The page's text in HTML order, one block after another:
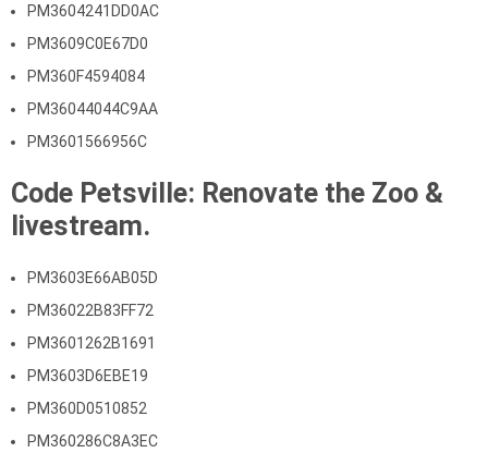
PM3604241DD0AC
PM3609C0E67D0
PM360F4594084
PM36044044C9AA
PM3601566956C
Code Petsville: Renovate the Zoo &
livestream.
PM3603E66AB05D
PM36022B83FF72
PM3601262B1691
PM3603D6EBE19
PM360D0510852
PM360286C8A3EC